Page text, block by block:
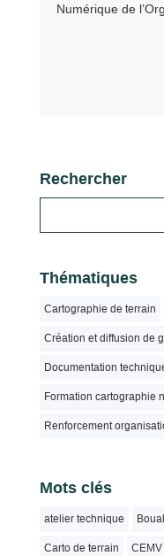
Numérique de
Rechercher
Thématiques
Cartographie de terrain
Création et diffusion de
Documentation
Formation cartographie
Renforcement
Mots clés
atelier technique
Carto de terrain CEMV